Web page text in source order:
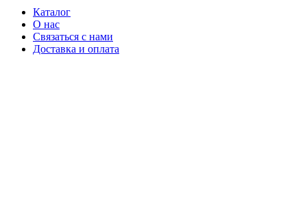
Каталог
О нас
Связаться с нами
Доставка и оплата